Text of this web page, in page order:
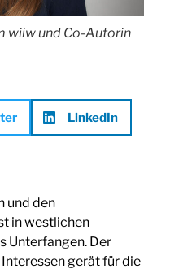
wiiw und Co-Autorin
LinkedIn
und den
in westlichen
Unterfangen. Der
gerät für die